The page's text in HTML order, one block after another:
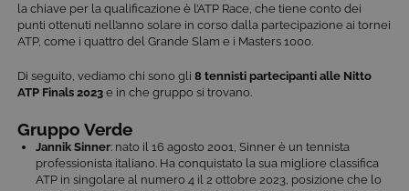
la chiave per la qualificazione è l’ATP Race, che tiene conto dei
punti ottenuti nell’anno solare in corso dalla partecipazione ai tornei
ATP, come i quattro del Grande Slam e i Masters 1000.
Di seguito, vediamo chi sono gli 8 tennisti partecipanti alle Nitto
ATP Finals 2023 e in che gruppo si trovano.
Gruppo Verde
Jannik Sinner: nato il 16 agosto 2001, Sinner è un tennista
professionista italiano. Ha conquistato la sua migliore classifica
ATP in singolare al numero 4 il 2 ottobre 2023, posizione che lo